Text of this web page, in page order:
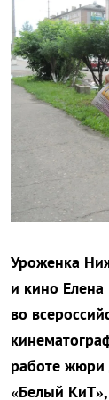
Уроженка
и кино Елена
во
работе жюри
«Белый